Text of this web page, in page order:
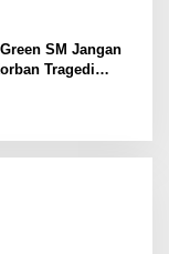
SM Jangan
Tragedi